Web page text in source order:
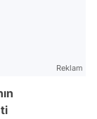
Reklam